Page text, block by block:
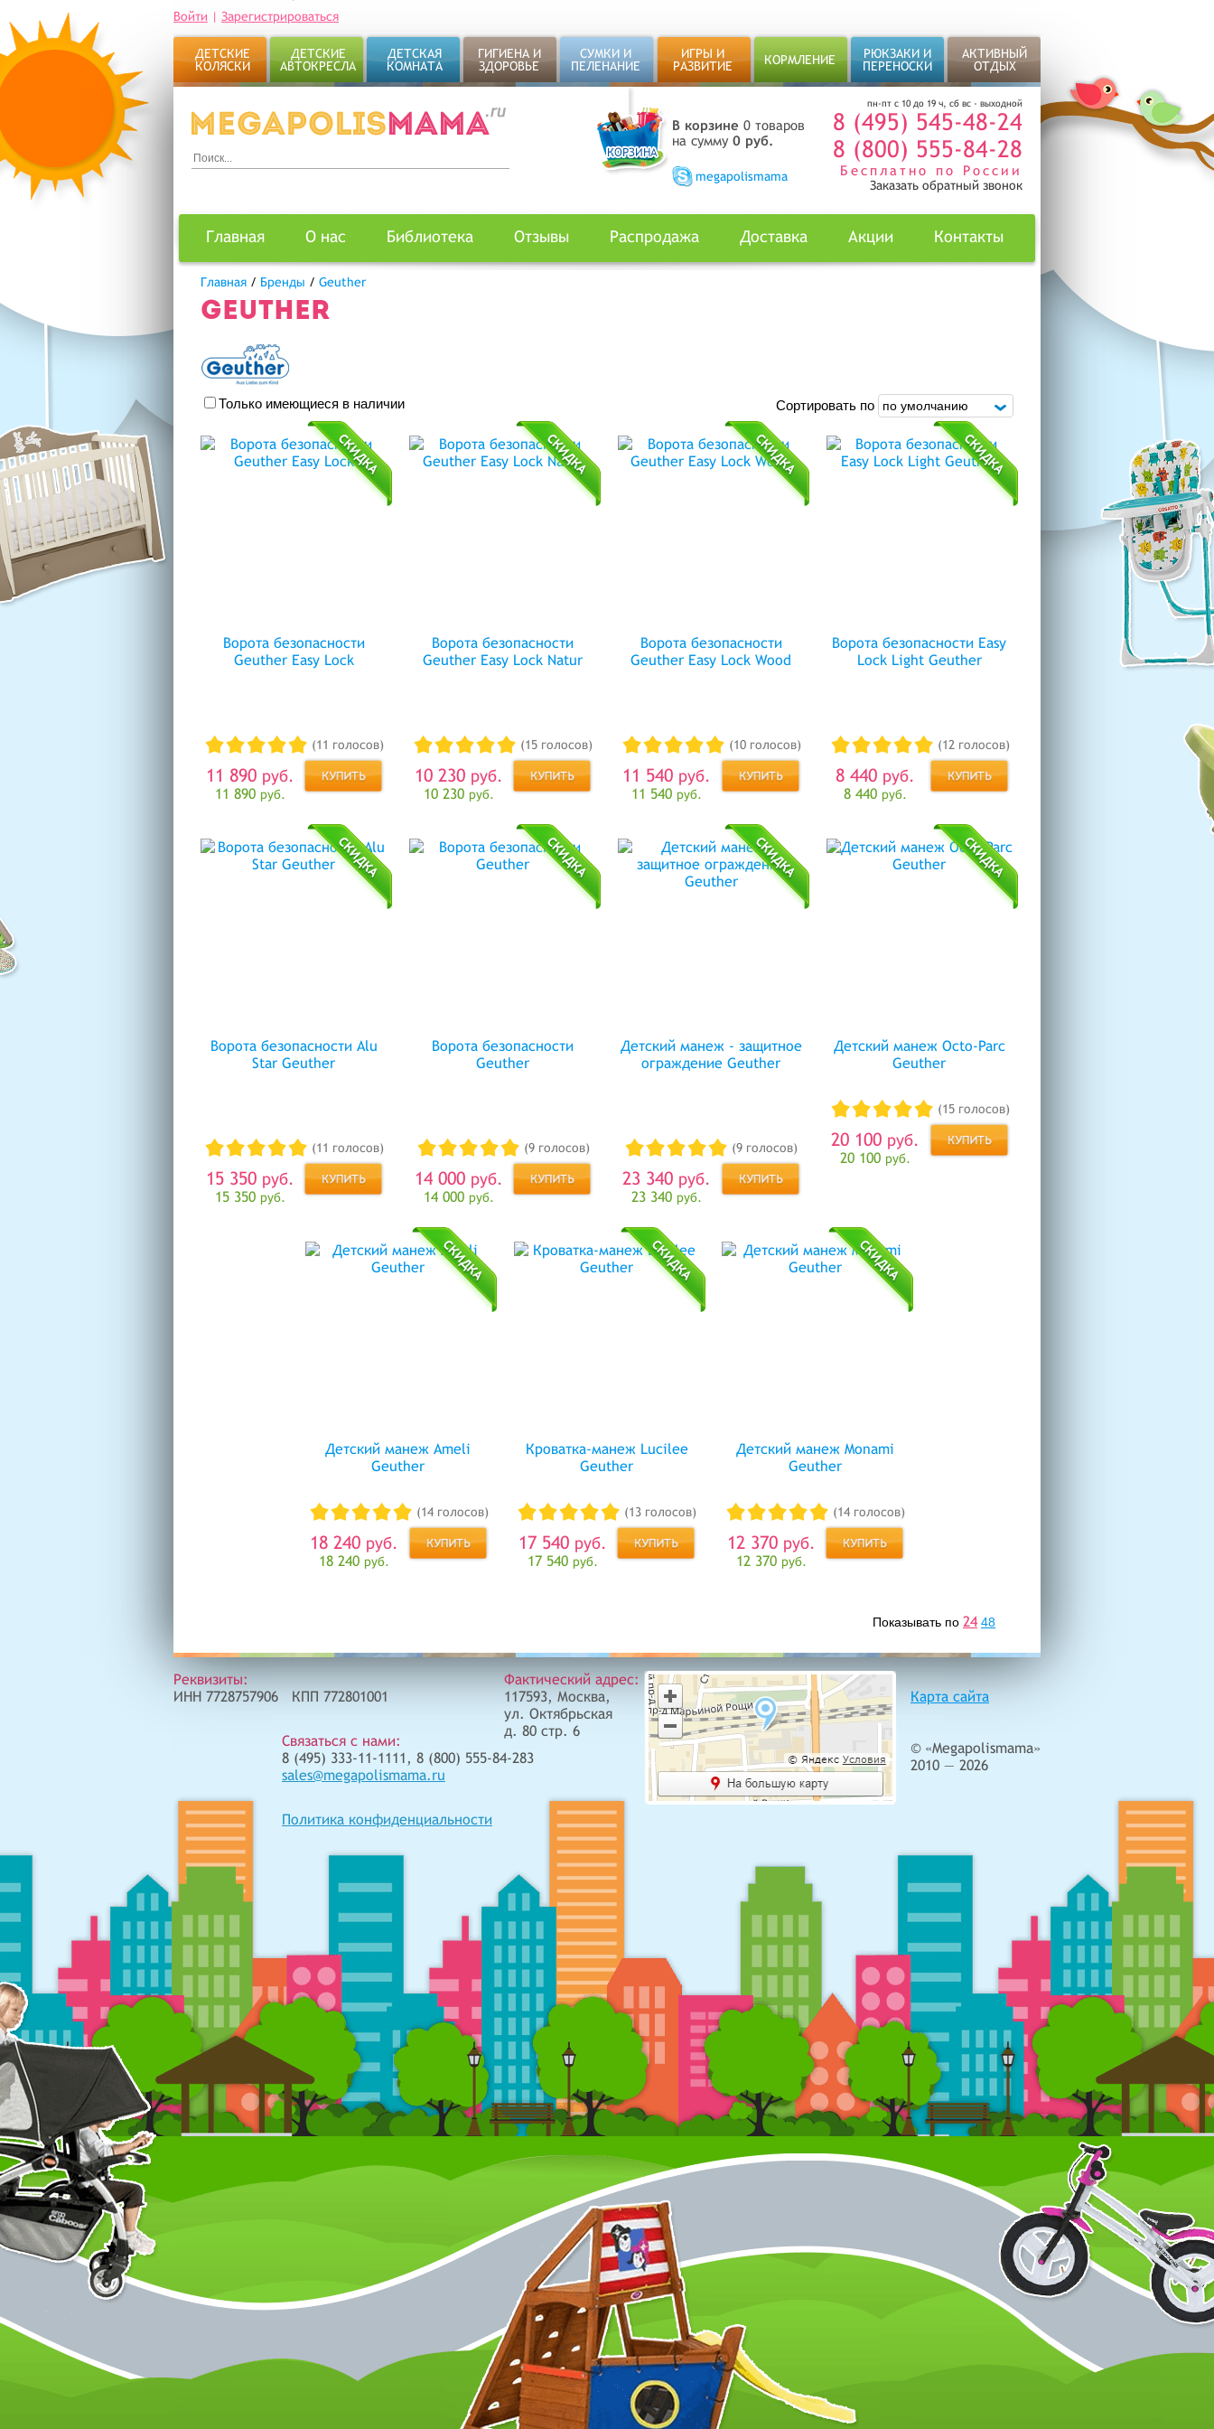
Войти | Зарегистрироваться
ДЕТСКИЕ
КОЛЯСКИ
ДЕТСКИЕ
АВТОКРЕСЛА
ДЕТСКАЯ
КОМНАТА
ГИГИЕНА И
ЗДОРОВЬЕ
СУМКИ И
ПЕЛЕНАНИЕ
ИГРЫ И
РАЗВИТИЕ
КОРМЛЕНИЕ
РЮКЗАКИ И
ПЕРЕНОСКИ
АКТИВНЫЙ
ОТДЫХ
В корзине 0 товаров
на сумму 0 руб.
megapolismama
пн-пт с 10 до 19 ч, сб вс - выходной
8 (495) 545-48-24
8 (800) 555-84-28
Бесплатно по России
Заказать обратный звонок
Главная О нас Библиотека Отзывы Распродажа Доставка Акции Контакты
Главная / Бренды / Geuther
GEUTHER
Только имеющиеся в наличии Сортировать по
Ворота безопасности
Geuther Easy Lock
(11 голосов)
11 890 руб.
11 890 руб.
Ворота безопасности
Geuther Easy Lock Natur
(15 голосов)
10 230 руб.
10 230 руб.
Ворота безопасности
Geuther Easy Lock Wood
(10 голосов)
11 540 руб.
11 540 руб.
Ворота безопасности Easy
Lock Light Geuther
(12 голосов)
8 440 руб.
8 440 руб.
Ворота безопасности Alu
Star Geuther
(11 голосов)
15 350 руб.
15 350 руб.
Ворота безопасности
Geuther
(9 голосов)
14 000 руб.
14 000 руб.
Детский манеж - защитное
ограждение Geuther
(9 голосов)
23 340 руб.
23 340 руб.
Детский манеж Octo-Parc
Geuther
(15 голосов)
20 100 руб.
20 100 руб.
Детский манеж Ameli
Geuther
(14 голосов)
18 240 руб.
18 240 руб.
Кроватка-манеж Lucilee
Geuther
(13 голосов)
17 540 руб.
17 540 руб.
Детский манеж Monami
Geuther
(14 голосов)
12 370 руб.
12 370 руб.
Показывать по 24 48
Реквизиты:
ИНН 7728757906 КПП 772801001
Связаться с нами:
8 (495) 333-11-1111, 8 (800) 555-84-283
sales@megapolismama.ru
Политика конфиденциальности
Фактический адрес:
117593, Москва,
ул. Октябрьская
д. 80 стр. 6
Карта сайта
© «Megapolismama»
2010 — 2026